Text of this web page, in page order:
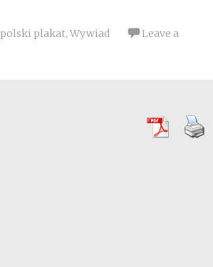
polski plakat, Wywiad
Leave a